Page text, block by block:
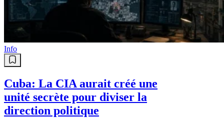
Info
Cuba: La CIA aurait créé une
unité secrète pour diviser la
direction politique